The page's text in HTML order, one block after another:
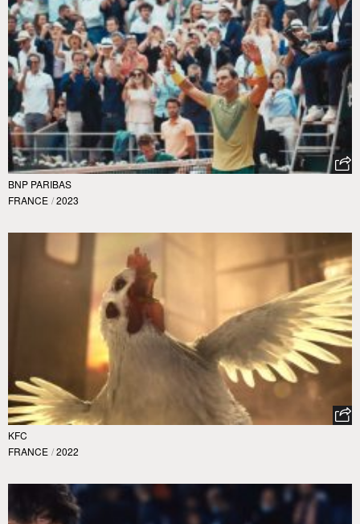
BNP PARIBAS
FRANCE / 2023
KFC
FRANCE / 2022